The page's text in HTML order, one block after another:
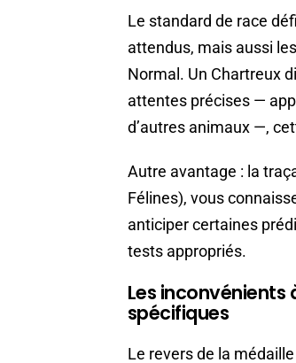
Le standard de race
attendus, mais aussi
Normal. Un Chartreux
attentes précises —
d’autres animaux —,
Autre avantage : la
Félines), vous
anticiper certaines
tests appropriés.
Les inconvénients
spécifiques
Le revers de la